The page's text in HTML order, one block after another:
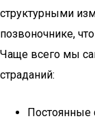
структурными
позвоночнике,
Чаще всего мы
страданий:
Постоянные